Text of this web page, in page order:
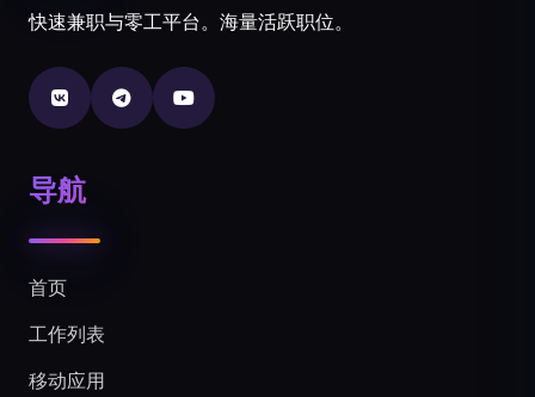
快速兼职与零工平台。海量活跃职位。
导航
首页
工作列表
移动应用